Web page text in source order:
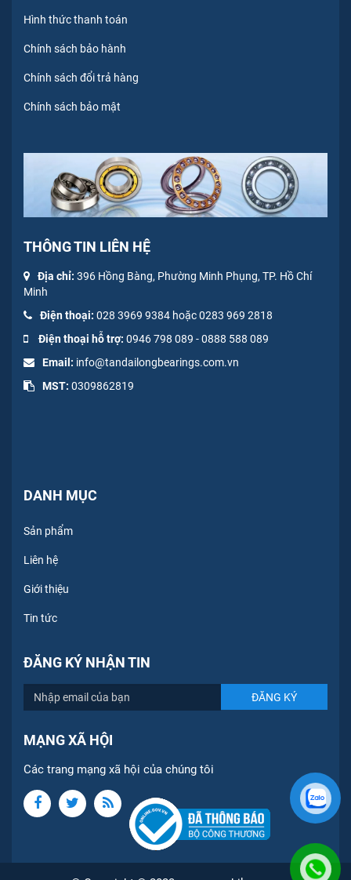
Hình thức thanh toán
Chính sách bảo hành
Chính sách đổi trả hàng
Chính sách bảo mật
THÔNG TIN LIÊN HỆ
Địa chỉ: 396 Hồng Bàng, Phường Minh Phụng, TP. Hồ Chí
Minh
Điện thoại: 028 3969 9384 hoặc 0283 969 2818
Điện thoại hỗ trợ: 0946 798 089 -0888 588 089
Email: info@tandailongbearings.com.vn
MST: 0309862819
DANH MỤC
Sản phẩm
Liên hệ
Giới thiệu
Tin tức
ĐĂNG KÝ NHẬN TIN
MẠNG XÃ HỘI
Các trang mạng xã hội của chúng tôi